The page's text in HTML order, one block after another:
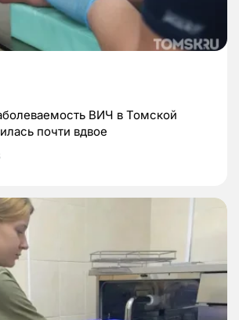
ВИЧ в Томской
почти вдвое